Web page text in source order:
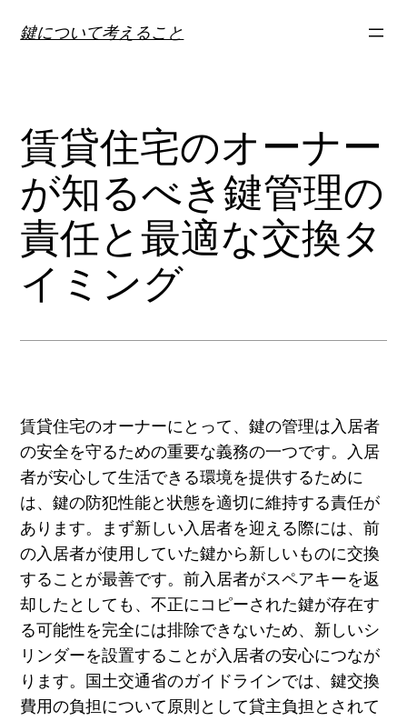
鍵について考えること
賃貸住宅のオーナー
が知るべき鍵管理の
責任と最適な交換タ
イミング
賃貸住宅のオーナーにとって、鍵の管理は入居者
の安全を守るための重要な義務の一つです。入居
者が安心して生活できる環境を提供するために
は、鍵の防犯性能と状態を適切に維持する責任が
あります。まず新しい入居者を迎える際には、前
の入居者が使用していた鍵から新しいものに交換
することが最善です。前入居者がスペアキーを返
却したとしても、不正にコピーされた鍵が存在す
る可能性を完全には排除できないため、新しいシ
リンダーを設置することが入居者の安心につなが
ります。国土交通省のガイドラインでは、鍵交換
費用の負担について原則として貸主負担とされて